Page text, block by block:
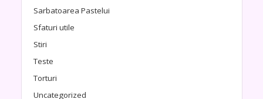
Sarbatoarea Pastelui
Sfaturi utile
Stiri
Teste
Torturi
Uncategorized